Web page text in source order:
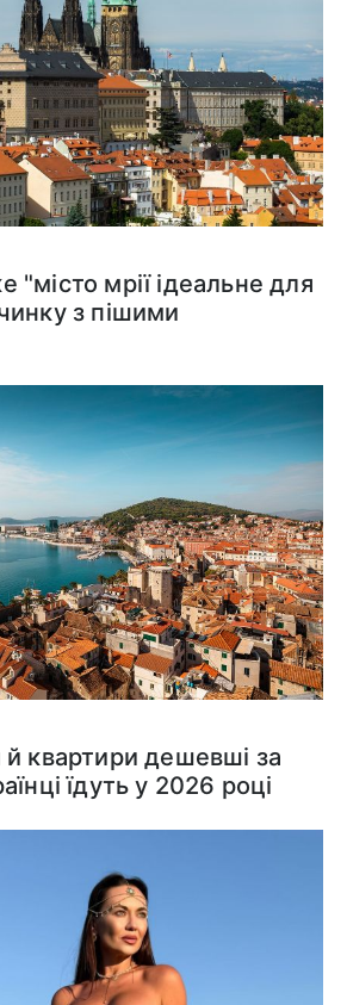
"місто мрії ідеальне для
з пішими
квартири дешевші за
їдуть у 2026 році